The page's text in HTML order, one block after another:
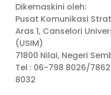
Dikemaskini oleh:
Pusat Komunikasi
Aras 1, Canselori
(USIM)
71800 Nilai, Negeri
Tel : 06-798 8026/
8032